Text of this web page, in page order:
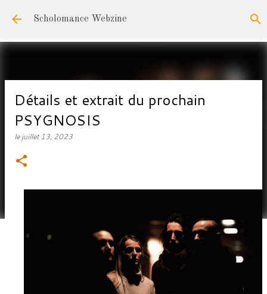
Accéder au contenu principal
Scholomance Webzine
Détails et extrait du prochain
PSYGNOSIS
lejuillet 13, 2023